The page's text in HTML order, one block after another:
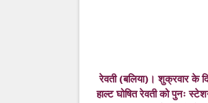
रेवती (बलिया)। शुक्रवार के
हाल्ट घोषित रेवती को पुनः